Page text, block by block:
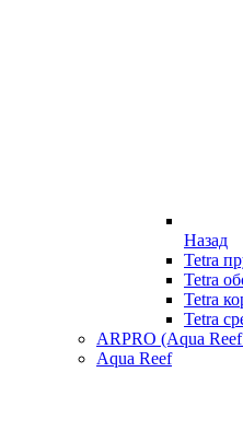
Назад
Tetra
Tetra
Tetra
Tetra
ARPRO (Aqua
Aqua Reef